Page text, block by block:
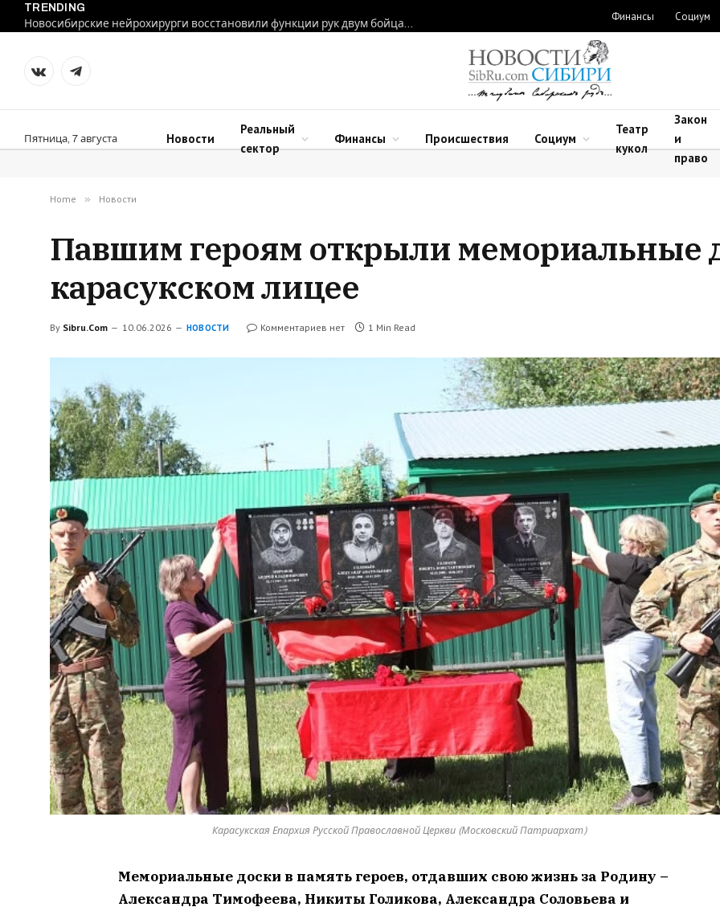
TRENDING
Новосибирские нейрохирурги восстановили функции рук двум бойцам после минно-взрывных травм
Финансы Социум
VKontakteTelegram
Пятница, 7 августа Новости
Реальный
сектор
Финансы Происшествия Социум
Театр
кукол
Закон
и
право
Home » Новости
Павшим героям открыли мемориальные
карасукском лицее
By Sibru.Com 10.06.2026 НОВОСТИ Комментариев нет 1 Min Read
Карасукская Епархия Русской Православной Церкви (Московский Патриархат)
Мемориальные доски в память героев, отдавших свою жизнь за Родину –
Александра Тимофеева, Никиты Голикова, Александра Соловьева и